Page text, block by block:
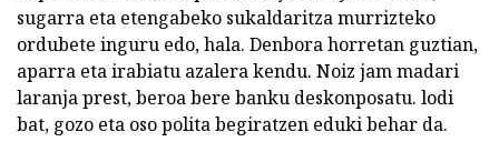
sugarra eta etengabeko sukaldaritza murrizteko
ordubete inguru edo, hala. Denbora horretan guztian,
aparra eta irabiatu azalera kendu. Noiz jam madari
laranja prest, beroa bere banku deskonposatu. lodi
bat, gozo eta oso polita begiratzen eduki behar da.